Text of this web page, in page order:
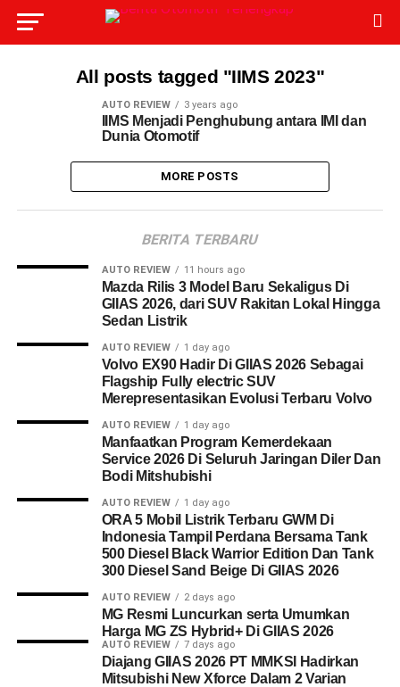
All posts tagged "IIMS 2023"
AUTO REVIEW 3 years ago
IIMS Menjadi Penghubung antara IMI dan
Dunia Otomotif
MORE POSTS
BERITA TERBARU
AUTO REVIEW 11 hours ago
Mazda Rilis 3 Model Baru Sekaligus Di
GIIAS 2026, dari SUV Rakitan Lokal Hingga
Sedan Listrik
AUTO REVIEW 1 day ago
Volvo EX90 Hadir Di GIIAS 2026 Sebagai
Flagship Fully electric SUV
Merepresentasikan Evolusi Terbaru Volvo
AUTO REVIEW 1 day ago
Manfaatkan Program Kemerdekaan
Service 2026 Di Seluruh Jaringan Diler Dan
Bodi Mitshubishi
AUTO REVIEW 1 day ago
ORA 5 Mobil Listrik Terbaru GWM Di
Indonesia Tampil Perdana Bersama Tank
500 Diesel Black Warrior Edition Dan Tank
300 Diesel Sand Beige Di GIIAS 2026
AUTO REVIEW 2 days ago
MG Resmi Luncurkan serta Umumkan
Harga MG ZS Hybrid+ Di GIIAS 2026
AUTO REVIEW 7 days ago
Diajang GIIAS 2026 PT MMKSI Hadirkan
Mitsubishi New Xforce Dalam 2 Varian